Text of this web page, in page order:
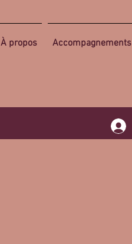
À propos Accompagnements